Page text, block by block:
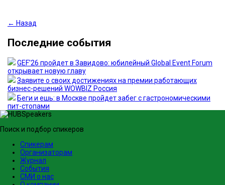
← Назад
Последние события
GEF'26 пройдет в Завидово: юбилейный Global Event Forum
открывает новую главу
Заявите о своих достижениях на премии работающих
бизнес-решений WOWBIZ Россия
Беги и ешь: в Москве пройдет забег с гастрономическими
пит-стопами
Поиск и подбор спикеров
Спикерам
Организаторам
Журнал
События
СМИ о нас